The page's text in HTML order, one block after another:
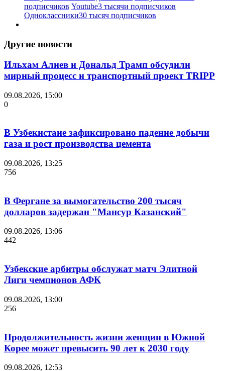
подписчиков Youtube3 тысячи подписчиков
Одноклассники30 тысяч подписчиков
Другие новости
Ильхам Алиев и Дональд Трамп обсудили
мирный процесс и транспортный проект TRIPP
09.08.2026, 15:00
0
В Узбекистане зафиксировано падение добычи
газа и рост производства цемента
09.08.2026, 13:25
756
В Фергане за вымогательство 200 тысяч
долларов задержан "Мансур Казанский"
09.08.2026, 13:06
442
Узбекские арбитры обслужат матч Элитной
Лиги чемпионов АФК
09.08.2026, 13:00
256
Продолжительность жизни женщин в Южной
Корее может превысить 90 лет к 2030 году
09.08.2026, 12:53